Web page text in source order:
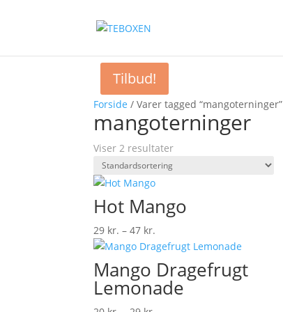
Forside / Varer tagged “mangoterninger”
mangoterninger
Viser 2 resultater
Hot Mango
29 kr. – 47 kr.
29 kr.
til
47 kr.
Tilbud!
Mango Dragefrugt
Lemonade